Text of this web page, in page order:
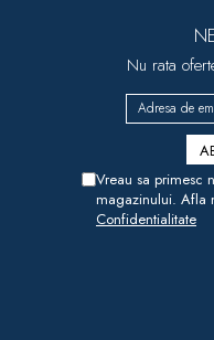
Nu rata
Vreau sa primesc
magazinului. Afla
Confidentialitate